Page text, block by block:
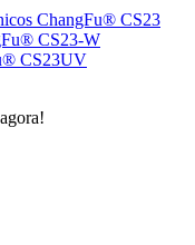
ChangFu® CS23
CS23-W
CS23UV